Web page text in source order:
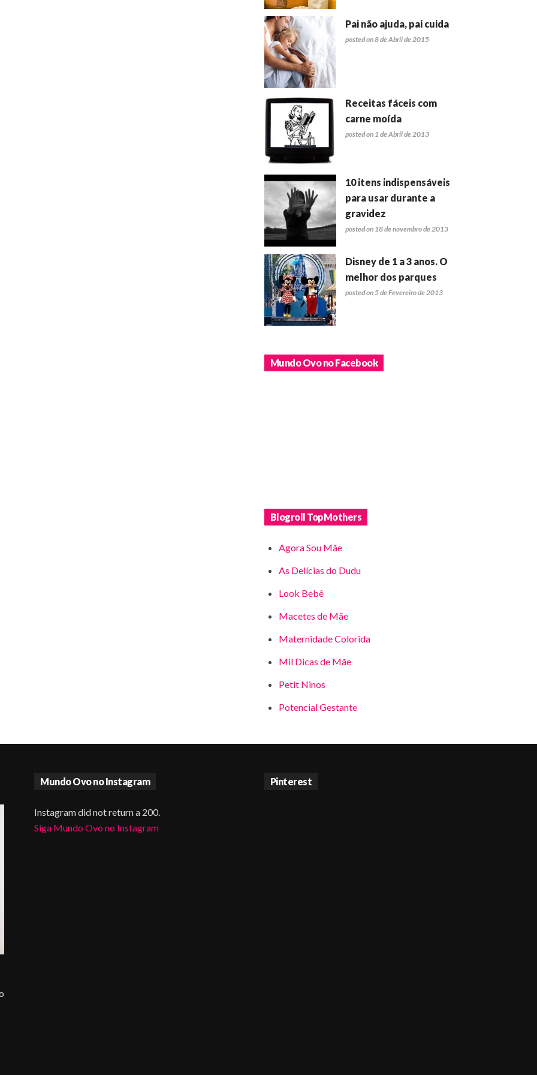
Pai não ajuda, pai cuida
posted on 8 de Abril de 2015
Receitas fáceis com
carne moída
posted on 1 de Abril de 2013
10 itens indispensáveis
para usar durante a
gravidez
posted on 18 de novembro de 2013
Disney de 1 a 3 anos. O
melhor dos parques
posted on 5 de Fevereiro de 2013
Mundo Ovo no Facebook
Blogroll TopMothers
Agora Sou Mãe
As Delícias do Dudu
Look Bebê
Macetes de Mãe
Maternidade Colorida
Mil Dicas de Mãe
Petit Ninos
Potencial Gestante
Mundo Ovo no Instagram
Instagram did not return a 200.
Siga Mundo Ovo no Instagram
Pinterest